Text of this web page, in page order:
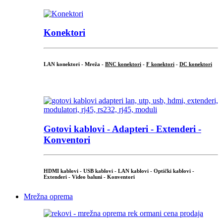
Konektori
LAN konektori - Mreža - BNC konektori - F konektori - DC konektori
Gotovi kablovi - Adapteri - Extenderi -
Konventori
HDMI kablovi - USB kablovi - LAN kablovi - Optički kablovi -
Extenderi - Video baluni - Konventori
Mrežna oprema